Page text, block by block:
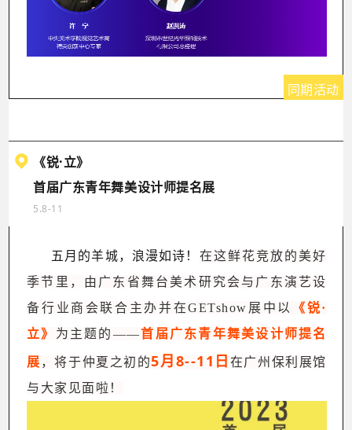
同期活动
《锐·立》
首届广东青年舞美设计师提名展
5.8-11
五月的羊城，浪漫如诗！
在这鲜花竞放的美好
季节里，由广东省舞台美术研究会与广东演艺设
备行业商会联合主办并在GETshow展中以
《锐·
立》 为主题的——首届 广东青年舞美设计师提名
展 ，将于仲夏之初的5月8--11日 在广州保利展馆
与大家见面啦！